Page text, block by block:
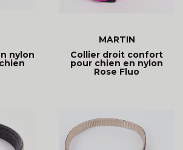
nylon
MARTIN
Collier droit confort
pour chien en nylon
Rose Fluo